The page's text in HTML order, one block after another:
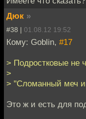
Дюк »
#38 | 01.08.12 19:52
Кому: Goblin, #17
> Подростковые не
>
> "Сломанный меч
Это ж и есть для